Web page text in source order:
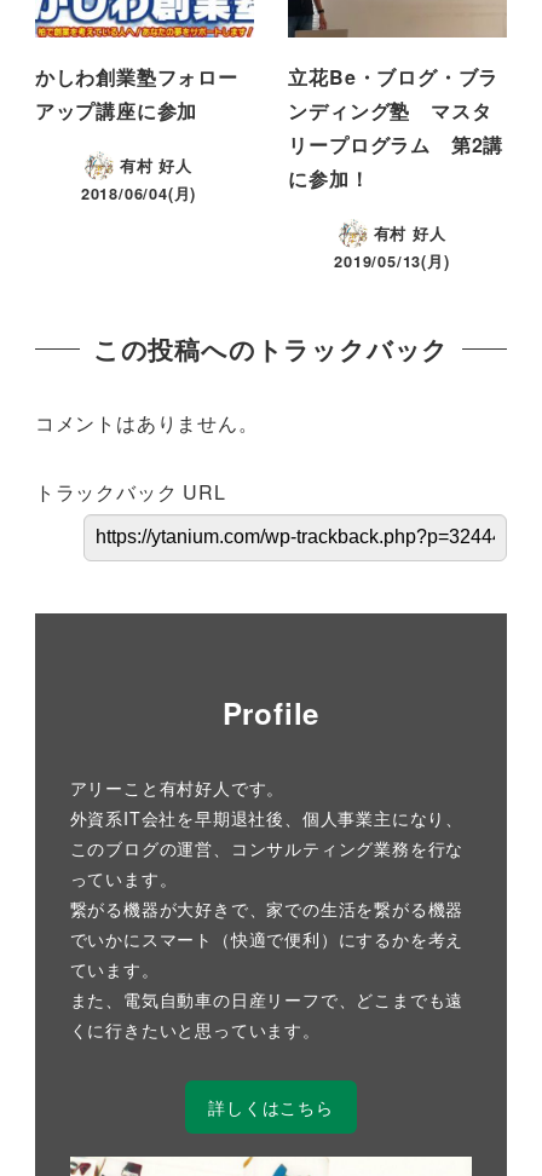
かしわ創業塾フォロー
アップ講座に参加
有村 好人
2018/06/04(月)
立花Be・ブログ・ブラ
ンディング塾 マスタ
リープログラム 第2講
に参加！
有村 好人
2019/05/13(月)
この投稿へのトラックバック
コメントはありません。
トラックバック URL
Profile
アリーこと有村好人です。
外資系IT会社を早期退社後、個人事業主になり、
このブログの運営、コンサルティング業務を行な
っています。
繋がる機器が大好きで、家での生活を繋がる機器
でいかにスマート（快適で便利）にするかを考え
ています。
また、電気自動車の日産リーフで、どこまでも遠
くに行きたいと思っています。
詳しくはこちら